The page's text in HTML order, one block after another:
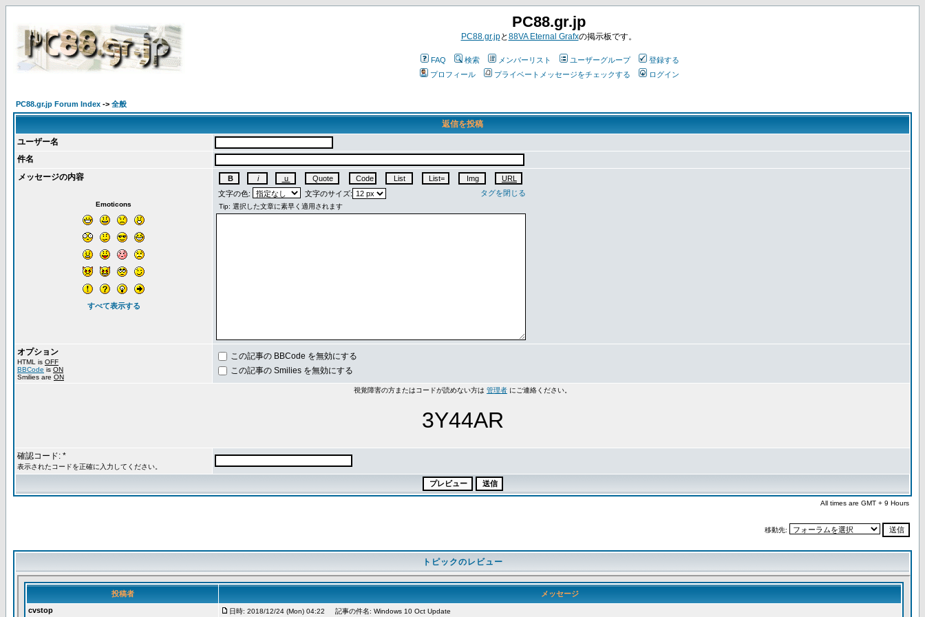
PC88.gr.jp
PC88.gr.jpと88VA Eternal Grafxの掲示板です。
FAQ 検索 メンバーリスト ユーザーグループ
登録する
プロフィール
プライベートメッセージをチェックする ログイン
PC88.gr.jp Forum Index -> 全般
返信を投稿
ユーザー名
件名
メッセージの内容
Emoticons
すべて表示する
文字の色: 文字のサイズ: タグを閉じる
オプション
HTML is OFF
BBCode is ON
Smilies are ON
この記事の BBCode を無効にする
この記事の Smilies を無効にする
視覚障害の方またはコードが読めない方は 管理者 にご連絡ください。
3Y44AR
確認コード: *
表示されたコードを正確に入力してください。
All times are GMT + 9 Hours
移動先:
トピックのレビュー